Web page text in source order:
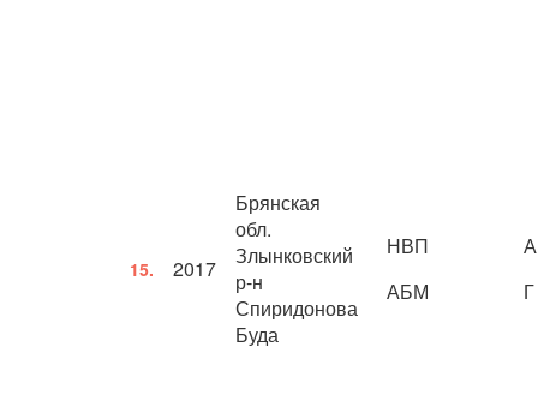
15. 2017
Брянская
обл.
Злынковский
р-н
Спиридонова
Буда
НВП
АБМ
А
Г